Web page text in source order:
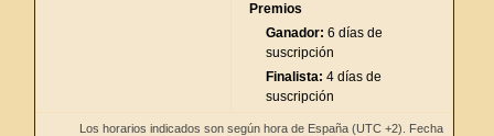
Premios
Ganador: 6 días de
suscripción
Finalista: 4 días de
suscripción
Los horarios indicados son según hora de España (UTC +2). Fecha